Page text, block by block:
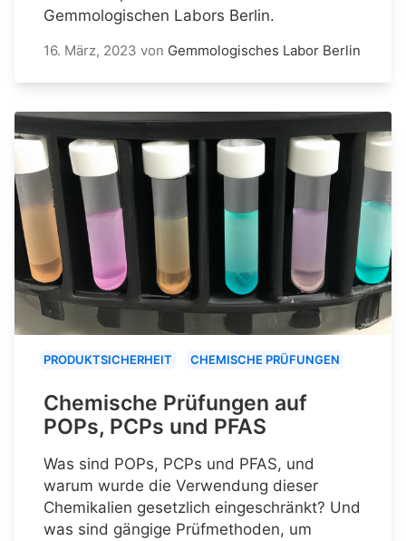
Gemmologischen Labors Berlin.
16. März, 2023 von Gemmologisches Labor Berlin
PRODUKTSICHERHEIT CHEMISCHE PRÜFUNGEN
Chemische Prüfungen auf
POPs, PCPs und PFAS
Was sind POPs, PCPs und PFAS, und
warum wurde die Verwendung dieser
Chemikalien gesetzlich eingeschränkt? Und
was sind gängige Prüfmethoden, um